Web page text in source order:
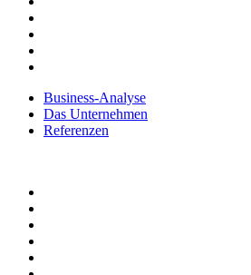
Close
Menu
Business-Analyse
Das Unternehmen
Referenzen